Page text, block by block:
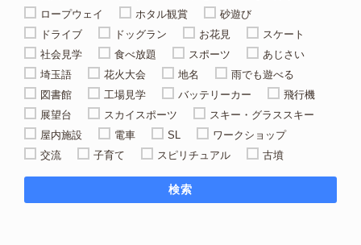
ロープウェイ
ホタル観賞
砂遊び
ドライブ
ドッグラン お花見
スケート
社会見学
食べ放題 スポーツ
あじさい
埼玉語
花火大会 地名
雨でも遊べる
図書館
工場見学 バッテリーカー
飛行機
展望台
スカイスポーツ
スキー・グラススキー
屋内施設
電車 SL
ワークショップ
交流
子育て スピリチュアル 古墳
検索